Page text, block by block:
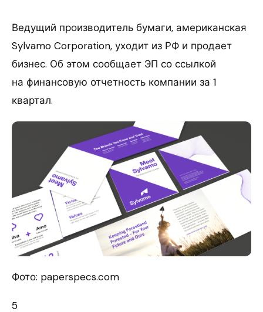
Ведущий производитель бумаги, американская
Sylvamo Corporation, уходит из РФ и продает
бизнес. Об этом сообщает ЭП со ссылкой
на финансовую отчетность компании за 1
квартал.
Фото: paperspecs.com
5